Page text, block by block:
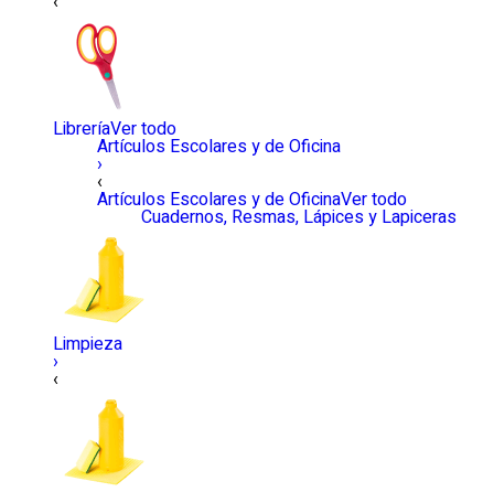
LibreríaVer todo
Artículos Escolares y de Oficina
›
‹
Artículos Escolares y de OficinaVer todo
Cuadernos, Resmas, Lápices y Lapiceras
Limpieza
›
‹